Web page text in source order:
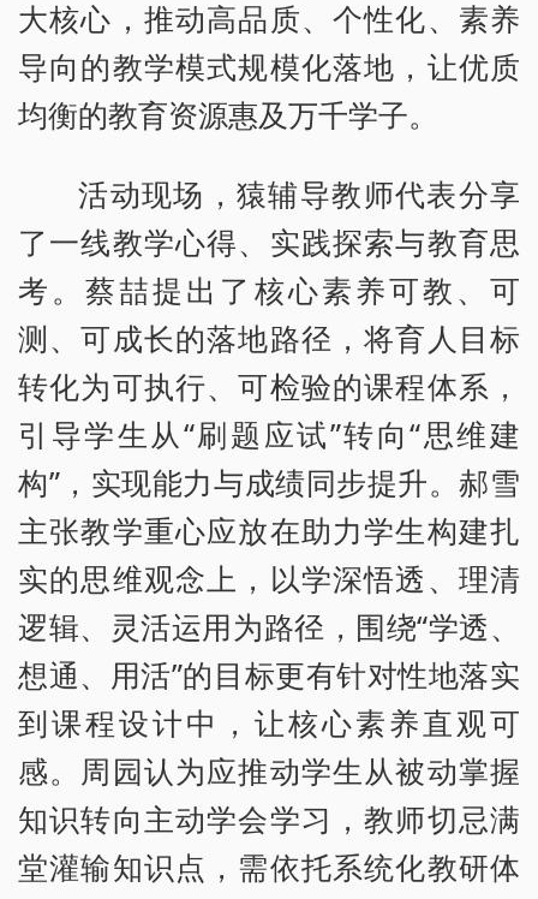
大核心，推动高品质、个性化、素养
导向的教学模式规模化落地，让优质
均衡的教育资源惠及万千学子。
活动现场，猿辅导教师代表分享
了一线教学心得、实践探索与教育思
考。蔡喆提出了核心素养可教、可
测、可成长的落地路径，将育人目标
转化为可执行、可检验的课程体系，
引导学生从“刷题应试”转向“思维建
构”，实现能力与成绩同步提升。郝雪
主张教学重心应放在助力学生构建扎
实的思维观念上，以学深悟透、理清
逻辑、灵活运用为路径，围绕“学透、
想通、用活”的目标更有针对性地落实
到课程设计中，让核心素养直观可
感。周园认为应推动学生从被动掌握
知识转向主动学会学习，教师切忌满
堂灌输知识点，需依托系统化教研体